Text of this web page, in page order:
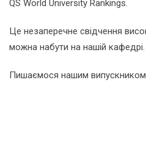
QS World University Rankings.
Це незаперечне свідчення
можна набути на нашій кафедрі.
Пишаємося нашим